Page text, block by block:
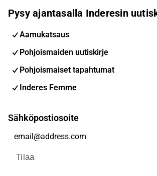
Pysy ajantasalla Inderesin
Aamukatsaus
Pohjoismaiden uutiskirje
Pohjoismaiset tapahtumat
Inderes Femme
Sähköpostiosoite
Tilaa